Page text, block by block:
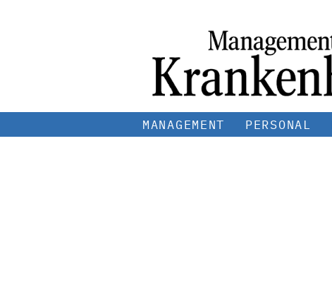
MANAGEMENT PERSONAL